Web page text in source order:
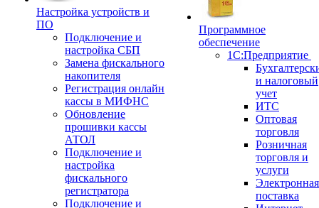
Настройка устройств и
ПО
Подключение и
настройка СБП
Замена фискального
накопителя
Регистрация онлайн
кассы в МИФНС
Обновление
прошивки кассы
АТОЛ
Подключение и
настройка
фискального
регистратора
Подключение и
Программное
обеспечение
1С:Предприятие
и налоговый
учет
ИТС
Оптовая
торговля
Розничная
торговля и
услуги
Электронная
поставка